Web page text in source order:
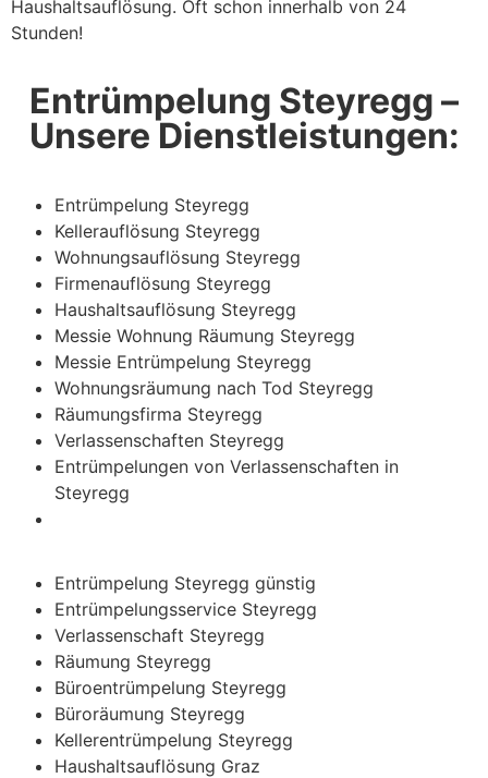
Haushaltsauflösung. Oft schon innerhalb von 24
Stunden!
Entrümpelung Steyregg –
Unsere Dienstleistungen:
Entrümpelung Steyregg
Kellerauflösung Steyregg
Wohnungsauflösung Steyregg
Firmenauflösung Steyregg
Haushaltsauflösung Steyregg
Messie Wohnung Räumung Steyregg
Messie Entrümpelung Steyregg
Wohnungsräumung nach Tod Steyregg
Räumungsfirma Steyregg
Verlassenschaften Steyregg
Entrümpelungen von Verlassenschaften in
Steyregg
Entrümpelung Steyregg günstig
Entrümpelungsservice Steyregg
Verlassenschaft Steyregg
Räumung Steyregg
Büroentrümpelung Steyregg
Büroräumung Steyregg
Kellerentrümpelung Steyregg
Haushaltsauflösung Graz